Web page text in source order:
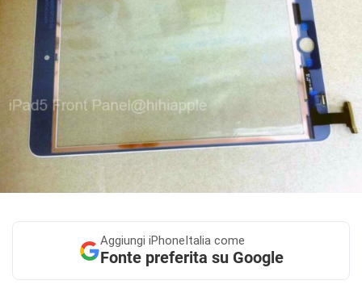
Aggiungi iPhoneItalia come
Fonte preferita su Google